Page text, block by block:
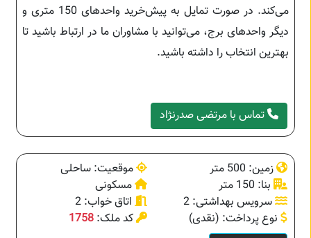
می‌کند. در صورت تمایل به پیش‌خرید واحدهای 150 متری و
دیگر واحدهای برج، می‌توانید با مشاوران ما در ارتباط باشید تا
بهترین انتخاب را داشته باشید.
تماس با مرتضی صدرنژاد
زمین: 500 متر
موقعیت: ساحلی
بنا: 150 متر
مسکونی
سرویس بهداشتی: 2
اتاق خواب: 2
نوع پرداخت: (نقدی)
کد ملک: 1758